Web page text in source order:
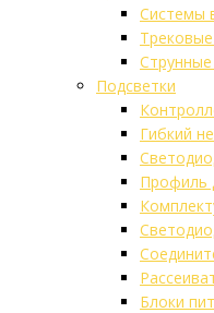
Системы
Струнные
Подсветки
Гибкий
Профиль
Блоки